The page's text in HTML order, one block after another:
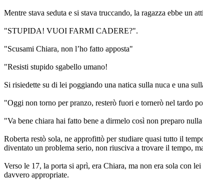
Mentre stava seduta e si stava truccando, la ragazza ebbe un
"STUPIDA! VUOI FARMI CADERE?".
"Scusami Chiara, non l’ho fatto apposta"
"Resisti stupido sgabello umano!
Si risiedette su di lei poggiando una natica sulla nuca e una
"Oggi non torno per pranzo, resterò fuori e tornerò nel tardo
"Va bene chiara hai fatto bene a dirmelo così non preparo
Roberta restò sola, ne approfittò per studiare quasi tutto il
diventato un problema serio, non riusciva a trovare il tempo,
Verso le 17, la porta si aprì, era Chiara, ma non era sola con
davvero appropriate.